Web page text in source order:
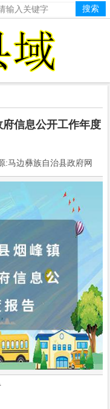
信息公开工作年度
边彝族自治县政府网